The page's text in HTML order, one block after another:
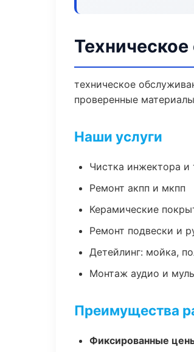
техническое
проверенные
Наши услуги
Чистка инжектора
Ремонт акпп и мкпп
Керамические
Ремонт подвески и
Детейлинг: мойка,
Монтаж аудио и
Преимущества
Фиксированные